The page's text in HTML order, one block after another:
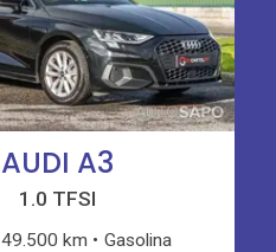
AUDI A3
1.0 TFSI
49.500 km
Gasolina